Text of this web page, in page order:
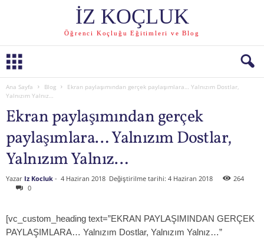
İZ KOÇLUK
Öğrenci Koçluğu Eğitimleri ve Blog
Ana Sayfa Blog
Ekran paylaşımından gerçek paylaşımlara… Yalnızım Dostlar,
Yalnızım Yalnız…
Ekran paylaşımından gerçek
paylaşımlara… Yalnızım Dostlar,
Yalnızım Yalnız…
Yazar Iz Kocluk - 4 Haziran 2018 Değiştirilme tarihi: 4 Haziran 2018
264
0
[vc_custom_heading text=”EKRAN PAYLAŞIMINDAN GERÇEK
PAYLAŞIMLARA… Yalnızım Dostlar, Yalnızım Yalnız…”